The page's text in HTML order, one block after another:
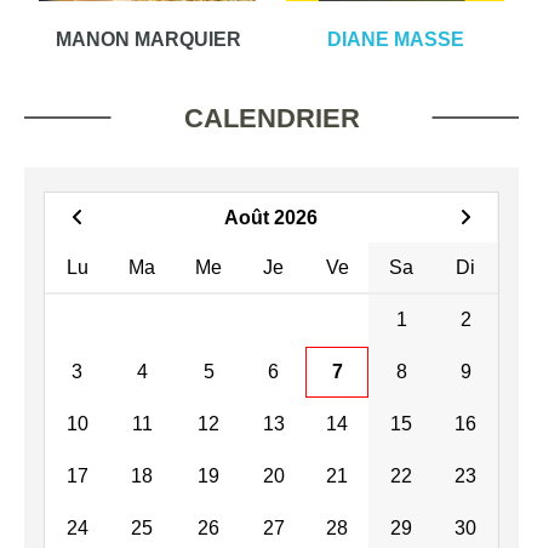
MANON MARQUIER DIANE MASSE
CALENDRIER
Août 2026
Lu Ma Me Je Ve Sa Di
1 2
3 4 5 6 7 8 9
10 11 12 13 14 15 16
17 18 19 20 21 22 23
24 25 26 27 28 29 30